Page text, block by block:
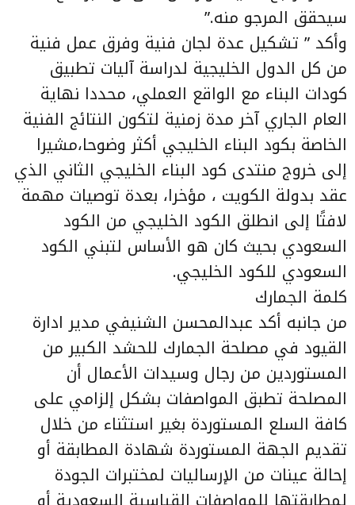
سيحقق المرجو منه.”
وأكد ” تشكيل عدة لجان فنية وفرق عمل فنية
من كل الدول الخليجية لدراسة آليات تطبيق
كودات البناء مع الواقع العملي، محددا نهاية
العام الجاري آخر مدة زمنية لتكون النتائج الفنية
الخاصة بكود البناء الخليجي أكثر وضوحا،مشيرا
إلى خروج منتدى كود البناء الخليجي الثاني الذي
عقد بدولة الكويت ، مؤخرا، بعدة توصيات مهمة
لافتًا إلى انطلق الكود الخليجي من الكود
السعودي بحيث كان هو الأساس لتبني الكود
السعودي للكود الخليجي.
كلمة الجمارك
من جانبه أكد عبدالمحسن الشنيفي مدير ادارة
القيود في مصلحة الجمارك للحشد الكبير من
المستوردين من رجال وسيدات الأعمال أن
المصلحة تطبق المواصفات بشكل إلزامي على
كافة السلع المستوردة بغير استثناء من خلال
تقديم الجهة المستوردة شهادة المطابقة أو
إحالة عينات من الإرساليات لمختبرات الجودة